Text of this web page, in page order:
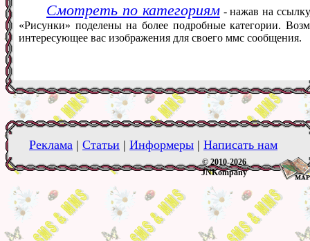
Смотреть по категориям- нажав на
«Рисунки» поделены на более подробные категории.
интересующее вас изображения для своего ммс сообщения.
Реклама | Статьи | Информеры | Написать нам
© 2010-2026
JNKompany